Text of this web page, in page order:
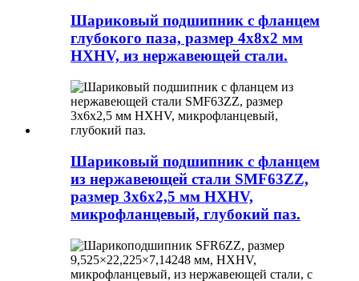
Шариковый подшипник с фланцем
глубокого паза, размер 4x8x2 мм
HXHV, из нержавеющей стали.
Шариковый подшипник с фланцем
из нержавеющей стали SMF63ZZ,
размер 3x6x2,5 мм HXHV,
микрофланцевый, глубокий паз.